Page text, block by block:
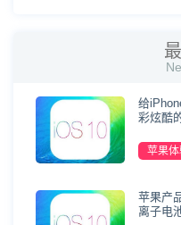
给
彩炫酷
苹果
苹果产
离子电